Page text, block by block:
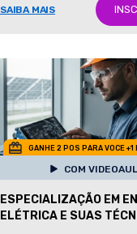
SAIBA MAIS
GANHE 2 POS PARA VOCE +1
COM
ESPECIALIZAÇÃO EM
ELÉTRICA E SUAS